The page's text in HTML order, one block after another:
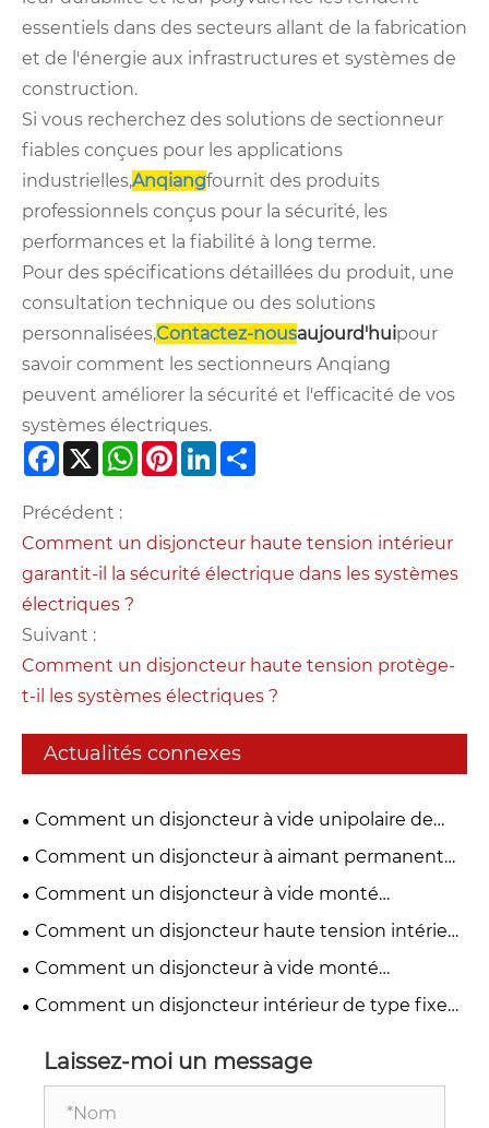
essentiels dans des secteurs allant de la fabrication
et de l'énergie aux infrastructures et systèmes de
construction.
Si vous recherchez des solutions de sectionneur
fiables conçues pour les applications
industrielles,Anqiangfournit des produits
professionnels conçus pour la sécurité, les
performances et la fiabilité à long terme.
Pour des spécifications détaillées du produit, une
consultation technique ou des solutions
personnalisées,Contactez-nousaujourd'huipour
savoir comment les sectionneurs Anqiang
peuvent améliorer la sécurité et l'efficacité de vos
systèmes électriques.
Facebook
X WhatsApp
PinterestLinkedIn
Précédent :
Comment un disjoncteur haute tension intérieur
garantit-il la sécurité électrique dans les systèmes
électriques ?
Suivant :
Comment un disjoncteur haute tension protège-
t-il les systèmes électriques ?
Actualités connexes
Comment un disjoncteur à vide unipolaire de
27,5 KV améliore-t-il la sécurité des chemins de fer
et de la distribution électrique ?
Comment un disjoncteur à aimant permanent
extérieur améliore-t-il la fiabilité de la distribution
Comment un disjoncteur à vide monté
latéralement de 24 kV améliore-t-il la protection
de l'alimentation moyenne tension ?
Comment un disjoncteur haute tension intérieur
améliore-t-il la sécurité et la fiabilité électriques ?
Comment un disjoncteur à vide monté
latéralement de 24 kV améliore-t-il la sécurité du
système électrique moyenne tension ?
Comment un disjoncteur intérieur de type fixe
électrique moyenne tension ?
Laissez-moi un message